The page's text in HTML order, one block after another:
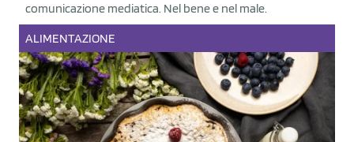
comunicazione mediatica. Nel bene e nel male.
ALIMENTAZIONE